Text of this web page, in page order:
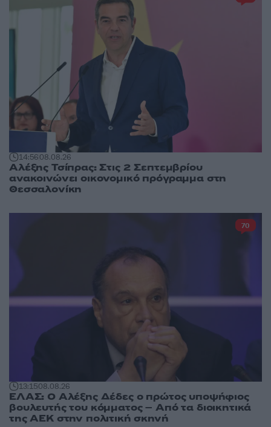
14:5608.08.26
Αλέξης Τσίπρας: Στις 2 Σεπτεμβρίου
ανακοινώνει οικονομικό πρόγραμμα στη
Θεσσαλονίκη
13:1508.08.26
ΕΛΑΣ: Ο Αλέξης Δέδες ο πρώτος υποψήφιος
βουλευτής του κόμματος – Από τα διοικητικά
της ΑΕΚ στην πολιτική σκηνή
70